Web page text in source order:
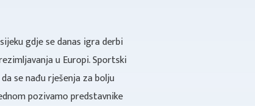
gdje se danas igra derbi
u Europi. Sportski
se nađu rješenja za bolju
pozivamo predstavnike